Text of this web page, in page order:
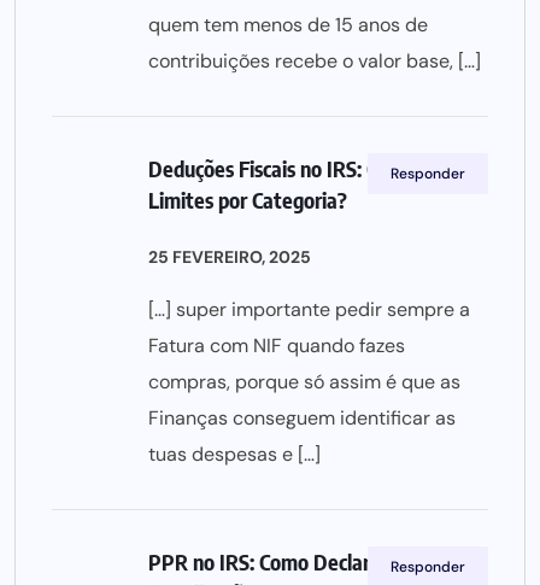
quem tem menos de 15 anos de
contribuições recebe o valor base, […]
Deduções Fiscais no IRS: Quais os
Limites por Categoria?
25 FEVEREIRO, 2025
[…] super importante pedir sempre a
Fatura com NIF quando fazes
compras, porque só assim é que as
Finanças conseguem identificar as
tuas despesas e […]
Responder
PPR no IRS: Como Declarar e Evitar
Responder